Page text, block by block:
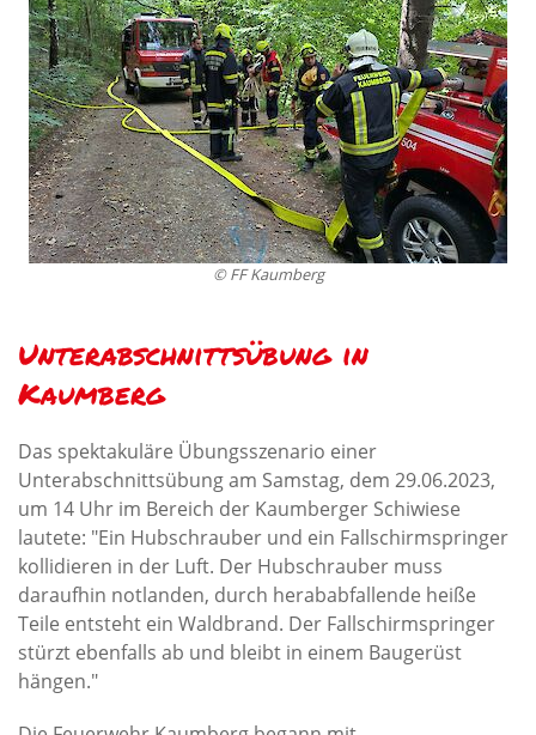
© FF Kaumberg
Unterabschnittsübung in
Kaumberg
Das spektakuläre Übungsszenario einer
Unterabschnittsübung am Samstag, dem 29.06.2023,
um 14 Uhr im Bereich der Kaumberger Schiwiese
lautete: "Ein Hubschrauber und ein Fallschirmspringer
kollidieren in der Luft. Der Hubschrauber muss
daraufhin notlanden, durch herababfallende heiße
Teile entsteht ein Waldbrand. Der Fallschirmspringer
stürzt ebenfalls ab und bleibt in einem Baugerüst
hängen."